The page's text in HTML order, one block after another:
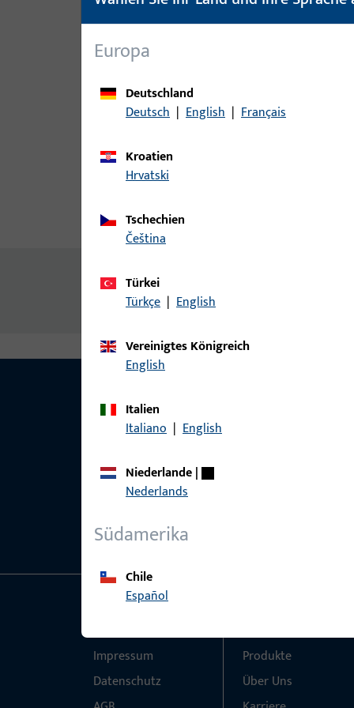
Produktbeschreibung
Inhalt
Abdeckprofil für Thermostep Schwelle
Europa
Deutschland
Deutsch | English | Français
Kroatien
Hrvatski
Tschechien
čeština
Türkei
Türkçe | English
Vereinigtes Königreich
English
Italien
Italiano | English
Niederlande|
Nederlands
Südamerika
Chile
Español
Impressum
Datenschutz
Produkte
Über Uns